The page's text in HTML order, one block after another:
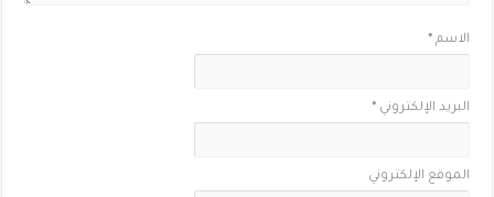
الاسم*
البريد الإلكتروني*
الموقع الإلكتروني